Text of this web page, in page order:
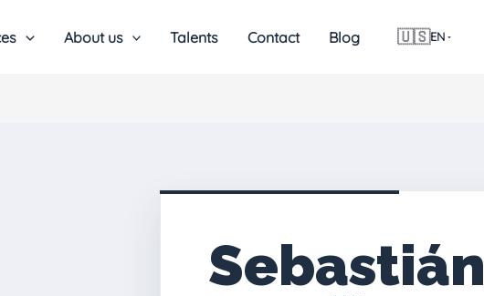
About us Talents Contact Blog 🇺🇸EN
Sebastián